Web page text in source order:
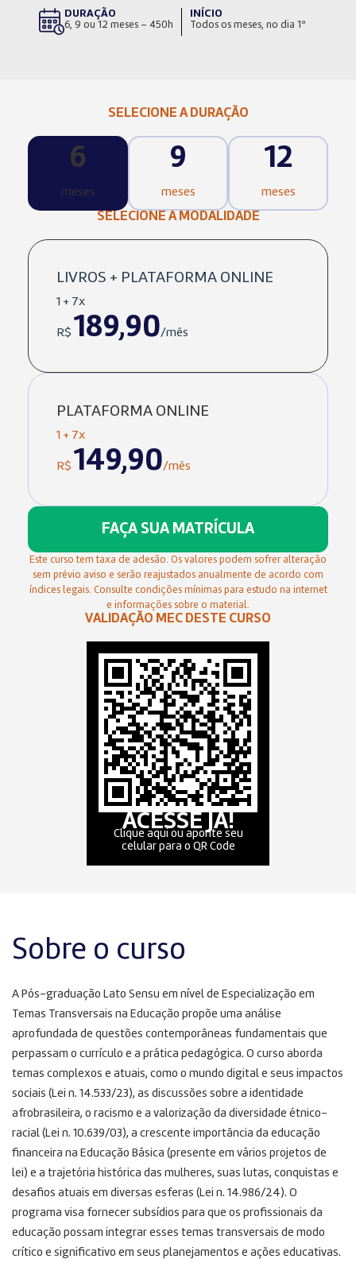
DURAÇÃO
6, 9 ou 12 meses – 450h
INÍCIO
Todos os meses, no dia 1º
Sobre o curso
A Pós-graduação Lato Sensu em nível de Especialização em
Temas Transversais na Educação propõe uma análise
aprofundada de questões contemporâneas fundamentais que
perpassam o currículo e a prática pedagógica. O curso aborda
temas complexos e atuais, como o mundo digital e seus impactos
sociais (Lei n. 14.533/23), as discussões sobre a identidade
afrobrasileira, o racismo e a valorização da diversidade étnico-
racial (Lei n. 10.639/03), a crescente importância da educação
financeira na Educação Básica (presente em vários projetos de
lei) e a trajetória histórica das mulheres, suas lutas, conquistas e
desafios atuais em diversas esferas (Lei n. 14.986/24). O
programa visa fornecer subsídios para que os profissionais da
educação possam integrar esses temas transversais de modo
crítico e significativo em seus planejamentos e ações educativas.
SELECIONE A DURAÇÃO
6
meses
9
meses
12
meses
SELECIONE A MODALIDADE
LIVROS + PLATAFORMA ONLINE
1 + 7x
R$ 189,90/mês
PLATAFORMA ONLINE
1 + 7x
R$ 149,90/mês
FAÇA SUA MATRÍCULA
Este curso tem taxa de adesão. Os valores podem sofrer alteração
sem prévio aviso e serão reajustados anualmente de acordo com
índices legais. Consulte condições mínimas para estudo na internet
e informações sobre o material.
VALIDAÇÃO MEC DESTE CURSO
ACESSE JÁ!
Clique aqui ou aponte seu
celular para o QR Code